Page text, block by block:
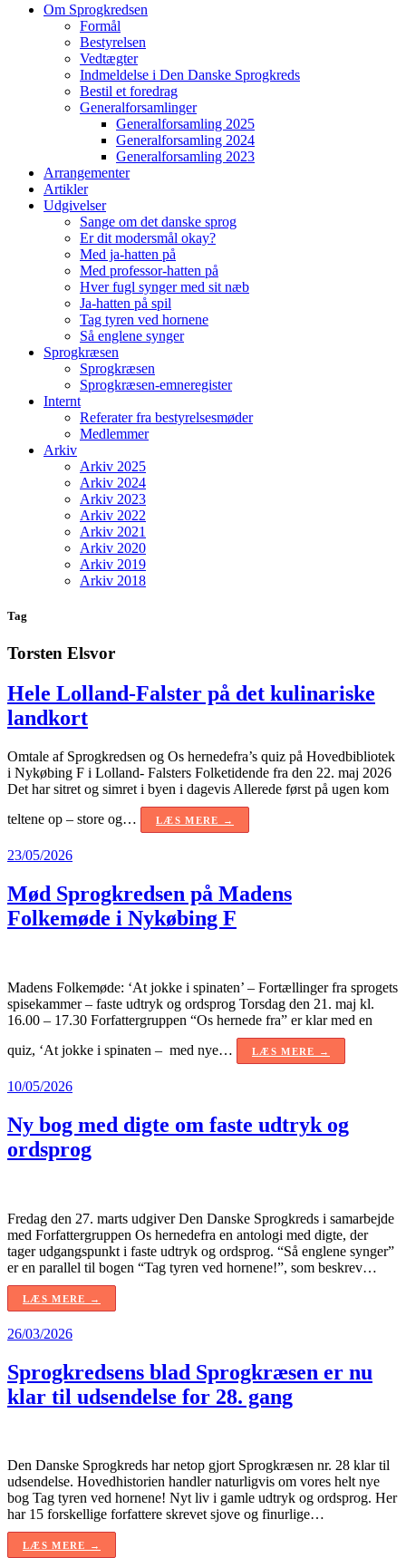
Om Sprogkredsen
Formål
Bestyrelsen
Vedtægter
Indmeldelse i Den Danske Sprogkreds
Bestil et foredrag
Generalforsamlinger
Generalforsamling 2025
Generalforsamling 2024
Generalforsamling 2023
Arrangementer
Artikler
Udgivelser
Sange om det danske sprog
Er dit modersmål okay?
Med ja-hatten på
Med professor-hatten på
Hver fugl synger med sit næb
Ja-hatten på spil
Tag tyren ved hornene
Så englene synger
Sprogkræsen
Sprogkræsen
Sprogkræsen-emneregister
Internt
Referater fra bestyrelsesmøder
Medlemmer
Arkiv
Arkiv 2025
Arkiv 2024
Arkiv 2023
Arkiv 2022
Arkiv 2021
Arkiv 2020
Arkiv 2019
Arkiv 2018
Tag
Torsten Elsvor
Hele Lolland-Falster på det kulinariske
landkort
Omtale af Sprogkredsen og Os hernedefra’s quiz på Hovedbibliotek
i Nykøbing F i Lolland- Falsters Folketidende fra den 22. maj 2026
Det har sitret og simret i byen i dagevis Allerede først på ugen kom
teltene op – store og…
LÆS MERE →
23/05/2026
Mød Sprogkredsen på Madens
Folkemøde i Nykøbing F
Madens Folkemøde: ‘At jokke i spinaten’ – Fortællinger fra sprogets
spisekammer – faste udtryk og ordsprog Torsdag den 21. maj kl.
16.00 – 17.30 Forfattergruppen “Os hernede fra” er klar med en
quiz, ‘At jokke i spinaten – med nye…
LÆS MERE →
10/05/2026
Ny bog med digte om faste udtryk og
ordsprog
Fredag den 27. marts udgiver Den Danske Sprogkreds i samarbejde
med Forfattergruppen Os hernedefra en antologi med digte, der
tager udgangspunkt i faste udtryk og ordsprog. “Så englene synger”
er en parallel til bogen “Tag tyren ved hornene!”, som beskrev…
LÆS MERE →
26/03/2026
Sprogkredsens blad Sprogkræsen er nu
klar til udsendelse for 28. gang
Den Danske Sprogkreds har netop gjort Sprogkræsen nr. 28 klar til
udsendelse. Hovedhistorien handler naturligvis om vores helt nye
bog Tag tyren ved hornene! Nyt liv i gamle udtryk og ordsprog. Her
har 15 forskellige forfattere skrevet sjove og finurlige…
LÆS MERE →